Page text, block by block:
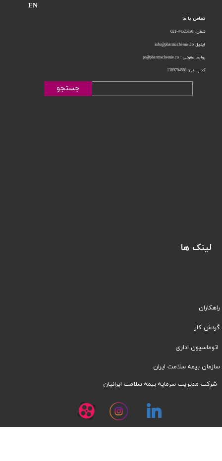
تماس با ما
تلفن: 44525191-021
ایمیل info@pharmachemie.co
روابط عمومی : pr@pharmachemie.co
کد پستی: 1389794581
جستجو
لینک ها
راهکاران
​​گردش کار
اتوماسیون اداری
سازمان بیمه سلامت ایران
شرکت مدیریت سرمایه بیمه سلامت ایرانیان